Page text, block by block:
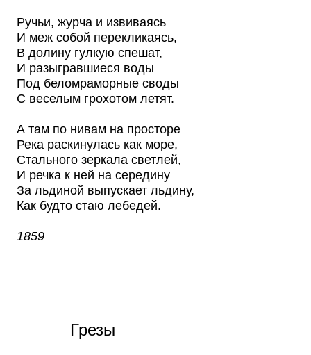
Ручьи, журча и извиваясь
И меж собой перекликаясь,
В долину гулкую спешат,
И разыгравшиеся воды
Под беломраморные своды
С веселым грохотом летят.
А там по нивам на просторе
Река раскинулась как море,
Стального зеркала светлей,
И речка к ней на середину
За льдиной выпускает льдину,
Как будто стаю лебедей.
1859
Грезы